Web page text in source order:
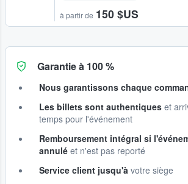
à partir de 150 $US
Garantie à 100 %
Nous garantissons chaque
Les billets sont authentiques et
temps pour l'événement
Remboursement intégral si
annulé et n'est pas reporté
Service client jusqu'à votre siège